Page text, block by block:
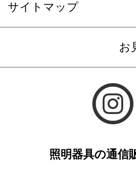
サイトマップ
お
照明器具の通